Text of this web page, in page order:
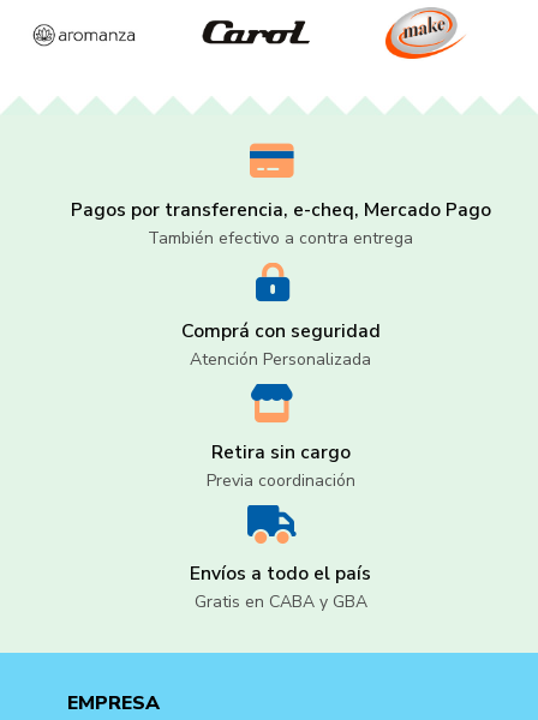
Pagos por transferencia, e-cheq, Mercado Pago
También efectivo a contra entrega
Comprá con seguridad
Atención Personalizada
Retira sin cargo
Previa coordinación
Envíos a todo el país
Gratis en CABA y GBA
EMPRESA